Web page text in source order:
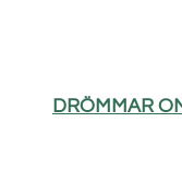
DRÖMMAR